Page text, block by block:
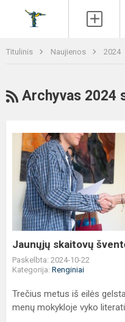
Titulinis Naujienos 2024
RSS
Archyvas 2024
Jaunųjų
skaitovų
šventėje
mūsų
mokinys
Jaunųjų skaitovų
Paskelbta: 2024-10-22
Kategorija: Renginiai
Trečius metus iš eilės
menų mokykloje vyko